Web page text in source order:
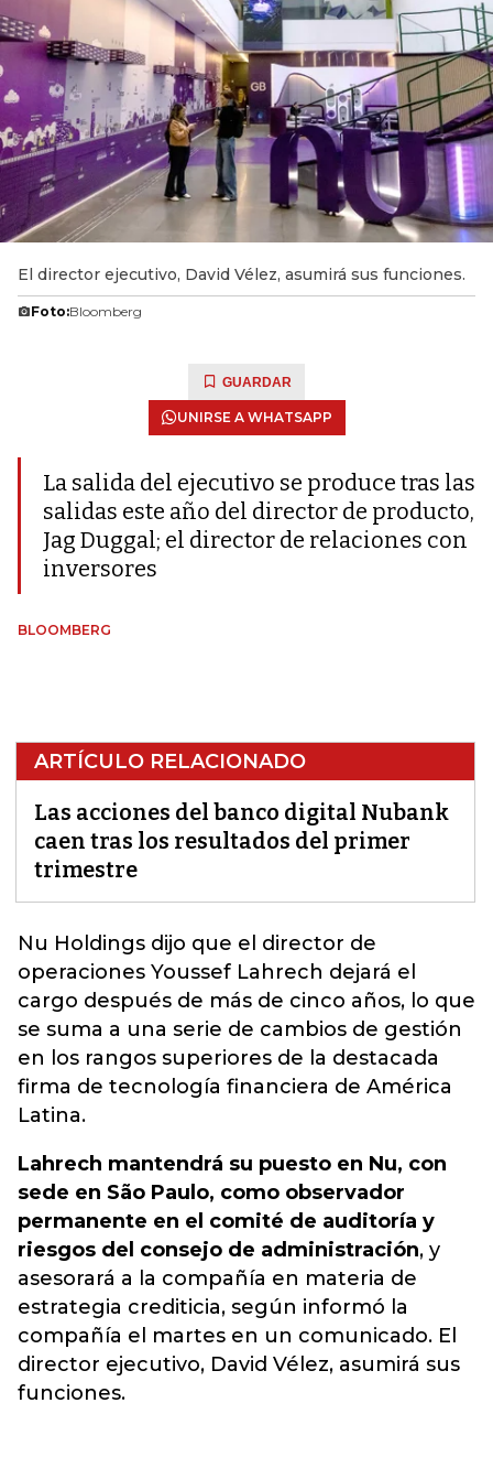
El director ejecutivo, David Vélez, asumirá sus funciones.
Foto:Bloomberg
GUARDAR
UNIRSE A WHATSAPP
La salida del ejecutivo se produce tras las
salidas este año del director de producto,
Jag Duggal; el director de relaciones con
inversores
BLOOMBERG
ARTÍCULO RELACIONADO
Las acciones del banco digital Nubank
caen tras los resultados del primer
trimestre
Nu Holdings dijo que el director de
operaciones Youssef Lahrech dejará el
cargo después de más de cinco años, lo que
se suma a una serie de cambios de gestión
en los rangos superiores de la destacada
firma de tecnología financiera de América
Latina.
Lahrech mantendrá su puesto en Nu, con
sede en São Paulo, como observador
permanente en el comité de auditoría y
riesgos del consejo de administración, y
asesorará a la compañía en materia de
estrategia crediticia, según informó la
compañía el martes en un comunicado. El
director ejecutivo, David Vélez, asumirá sus
funciones.